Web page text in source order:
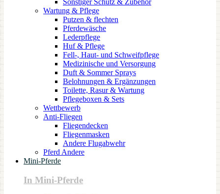
Wartung & Pflege
Putzen & flechten
Pferdewäsche
Lederpflege
Huf & Pflege
Fell-, Haut- und Schweifpflege
Medizinische und Versorgung
Duft & Sommer Sprays
Belohnungen & Ergänzungen
Toilette, Rasur & Wartung
Pflegeboxen & Sets
Wettbewerb
Anti-Fliegen
Fliegendecken
Fliegenmasken
Andere Flugabwehr
Pferd Andere
Mini-Pferde
In Mini-Pferde